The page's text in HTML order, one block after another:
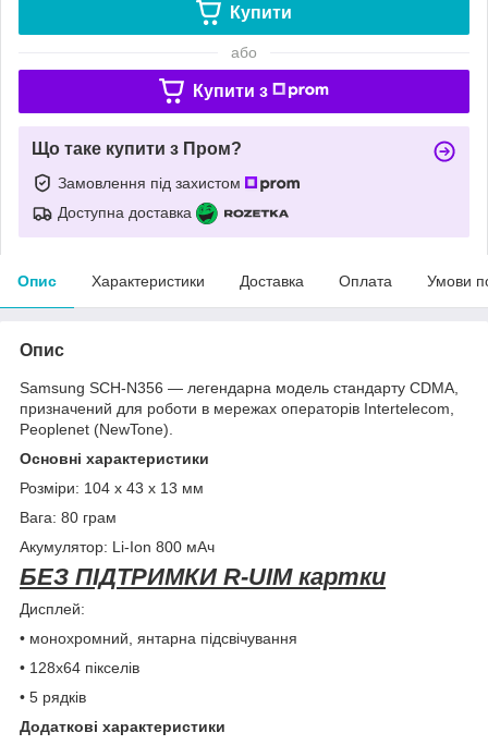
Купити
або
Купити з
Що таке купити з Пром?
Замовлення під захистом
Доступна доставка
Опис Характеристики Доставка Оплата Умови
Опис
Samsung SCH-N356 — легендарна модель стандарту CDMA,
призначений для роботи в мережах операторів Intertelecom,
Peoplenet (NewTone).
Основні характеристики
Розміри: 104 х 43 х 13 мм
Вага: 80 грам
Акумулятор: Li-Ion 800 мАч
БЕЗ ПІДТРИМКИ R-UIM картки
Дисплей:
• монохромний, янтарна підсвічування
• 128х64 пікселів
• 5 рядків
Додаткові характеристики